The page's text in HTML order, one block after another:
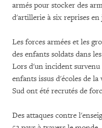
armés pour stocker des
d'artillerie à six reprises
Les forces armées et les
des enfants soldats dans
Lors d'un incident survenu
enfants issus d'écoles de
Sud ont été recrutés de
Des attaques contre